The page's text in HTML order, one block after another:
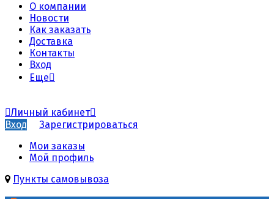
О компании
Новости
Как заказать
Доставка
Контакты
Вход
Еще
Личный кабинет
Вход
Зарегистрироваться
Мои заказы
Мой профиль
Пункты самовывоза